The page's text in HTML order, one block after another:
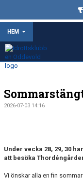
HEM
HEM
NYHETER
AVGIFTER
KALENDER
2026-07-03 14:16
Under vecka 28, 29, 30
att besöka
Vi önskar alla en fin